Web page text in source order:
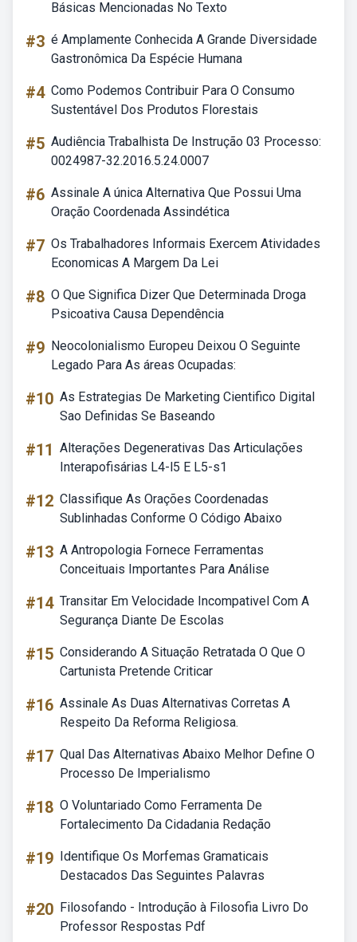
Básicas Mencionadas No Texto
#3 é Amplamente Conhecida A Grande Diversidade
Gastronômica Da Espécie Humana
#4 Como Podemos Contribuir Para O Consumo
Sustentável Dos Produtos Florestais
#5 Audiência Trabalhista De Instrução 03 Processo:
0024987-32.2016.5.24.0007
#6 Assinale A única Alternativa Que Possui Uma
Oração Coordenada Assindética
#7 Os Trabalhadores Informais Exercem Atividades
Economicas A Margem Da Lei
#8 O Que Significa Dizer Que Determinada Droga
Psicoativa Causa Dependência
#9 Neocolonialismo Europeu Deixou O Seguinte
Legado Para As áreas Ocupadas:
#10 As Estrategias De Marketing Cientifico Digital
Sao Definidas Se Baseando
#11 Alterações Degenerativas Das Articulações
Interapofisárias L4-l5 E L5-s1
#12 Classifique As Orações Coordenadas
Sublinhadas Conforme O Código Abaixo
#13 A Antropologia Fornece Ferramentas
Conceituais Importantes Para Análise
#14 Transitar Em Velocidade Incompativel Com A
Segurança Diante De Escolas
#15 Considerando A Situação Retratada O Que O
Cartunista Pretende Criticar
#16 Assinale As Duas Alternativas Corretas A
Respeito Da Reforma Religiosa.
#17 Qual Das Alternativas Abaixo Melhor Define O
Processo De Imperialismo
#18 O Voluntariado Como Ferramenta De
Fortalecimento Da Cidadania Redação
#19 Identifique Os Morfemas Gramaticais
Destacados Das Seguintes Palavras
#20 Filosofando - Introdução à Filosofia Livro Do
Professor Respostas Pdf